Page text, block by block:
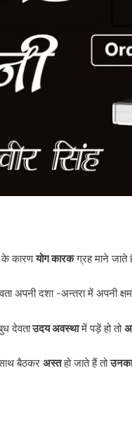
के कारणयोग कारकग्रह माने जाते
अपनी दशा -अन्तरा में अपनी
देवताउदय अवस्थामें पड़ें हो तो
बैठकरअस्तहो जाते हैं तो